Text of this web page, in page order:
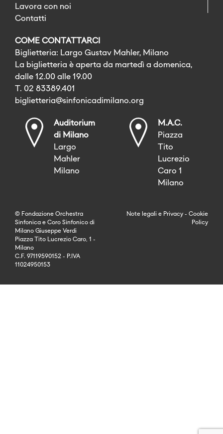
Lavora con noi
Contatti
COME CONTATTARCI
Biglietteria: Largo Gustav Mahler, Milano
La biglietteria è aperta da martedì a domenica,
dalle 12.00 alle 19.00
T. 02 83389.401
biglietteria@sinfonicadimilano.org
Auditorium
di Milano
Largo
Mahler
Milano
M.A.C.
Piazza
Tito
Lucrezio
Caro 1
Milano
© Fondazione Orchestra
Sinfonica e Coro Sinfonico di
Milano Giuseppe Verdi
Piazza Tito Lucrezio Caro, 1 -
Milano
C.F. 97119590152 - P.IVA
11024950153
Note legali e Privacy - Cookie
Policy